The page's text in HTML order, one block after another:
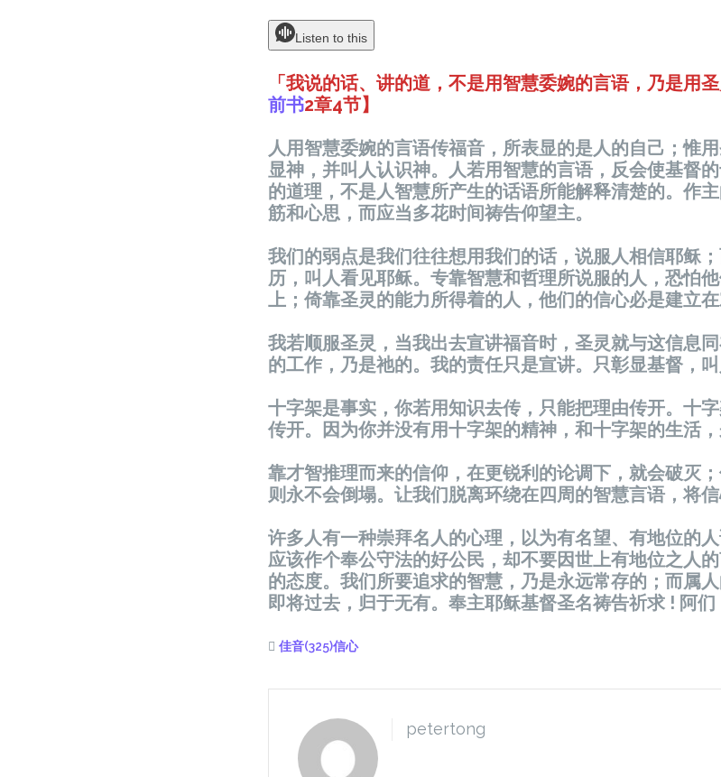
Listen to this
「我说的话、讲的道，不是用智慧委婉的言语，乃是用
前书2章4节】
人用智慧委婉的言语传福音，所表显的是人的自己；惟
显神，并叫人认识神。人若用智慧的言语，反会使基督
的道理，不是人智慧所产生的话语所能解释清楚的。作
筋和心思，而应当多花时间祷告仰望主。
我们的弱点是我们往往想用我们的话，说服人相信耶稣
历，叫人看见耶稣。专靠智慧和哲理所说服的人，恐怕
上；倚靠圣灵的能力所得着的人，他们的信心必是建立在
我若顺服圣灵，当我出去宣讲福音时，圣灵就与这信息
的工作，乃是祂的。我的责任只是宣讲。只彰显基督，叫
十字架是事实，你若用知识去传，只能把理由传开。十
传开。因为你并没有用十字架的精神，和十字架的生活，
靠才智推理而来的信仰，在更锐利的论调下，就会破灭
则永不会倒塌。让我们脱离环绕在四周的智慧言语，将信
许多人有一种崇拜名人的心理，以为有名望、有地位的
应该作个奉公守法的好公民，却不要因世上有地位之人
的态度。我们所要追求的智慧，乃是永远常存的；而属
即将过去，归于无有。奉主耶稣基督圣名祷告祈求 ! 阿们
佳音(325)信心
petertong